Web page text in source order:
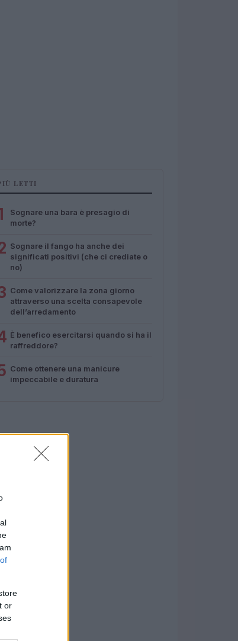
or
LETTI
Sognare una bara è presagio di
morte?
Sognare il fango ha anche dei
significati positivi (che ci crediate o
no)
Come valorizzare la zona giorno
attraverso una scelta consapevole
dell’arredamento
È benefico esercitarsi quando si ha il
raffreddore?
Come ottenere una manicure
impeccabile e duratura